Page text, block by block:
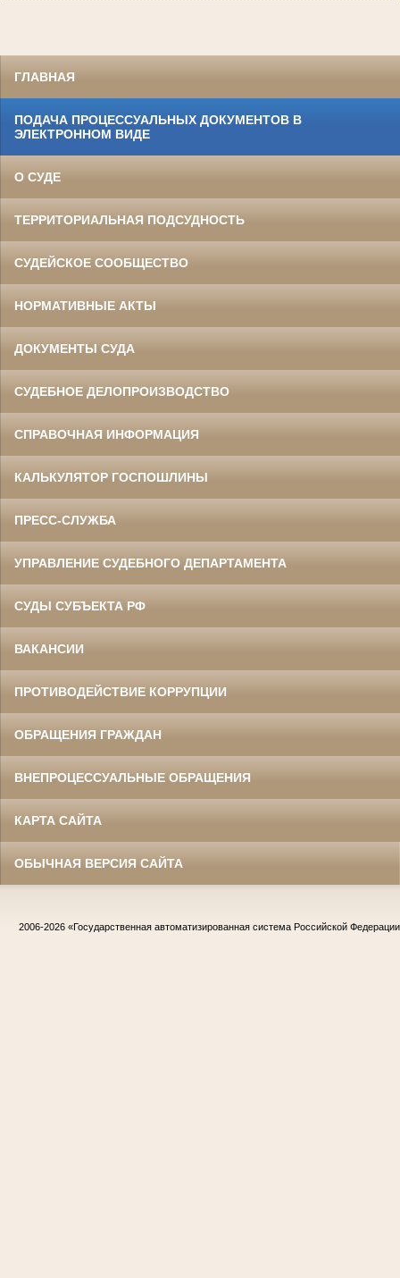
ГЛАВНАЯ
ПОДАЧА ПРОЦЕССУАЛЬНЫХ ДОКУМЕНТОВ В
ЭЛЕКТРОННОМ ВИДЕ
О СУДЕ
ТЕРРИТОРИАЛЬНАЯ ПОДСУДНОСТЬ
СУДЕЙСКОЕ СООБЩЕСТВО
НОРМАТИВНЫЕ АКТЫ
ДОКУМЕНТЫ СУДА
СУДЕБНОЕ ДЕЛОПРОИЗВОДСТВО
СПРАВОЧНАЯ ИНФОРМАЦИЯ
КАЛЬКУЛЯТОР ГОСПОШЛИНЫ
ПРЕСС-СЛУЖБА
УПРАВЛЕНИЕ СУДЕБНОГО ДЕПАРТАМЕНТА
СУДЫ СУБЪЕКТА РФ
ВАКАНСИИ
ПРОТИВОДЕЙСТВИЕ КОРРУПЦИИ
ОБРАЩЕНИЯ ГРАЖДАН
ВНЕПРОЦЕССУАЛЬНЫЕ ОБРАЩЕНИЯ
КАРТА САЙТА
ОБЫЧНАЯ ВЕРСИЯ САЙТА
2006-2026 «Государственная автоматизированная система Российской